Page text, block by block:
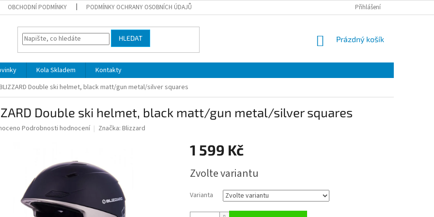
OBCHODNÍ PODMÍNKY PODMÍNKY OCHRANY OSOBNÍCH ÚDAJŮ Přihlášení
HLEDAT
NÁKUPNÍ
Prázdný košík
Kola Skladem
Kontakty
Double ski helmet, black matt/gun metal/silver squares
Double ski helmet, black matt/gun metal/silver squares
Podrobnosti hodnocení Značka: Blizzard
1 599 Kč
cena:
Zvolte variantu
Varianta